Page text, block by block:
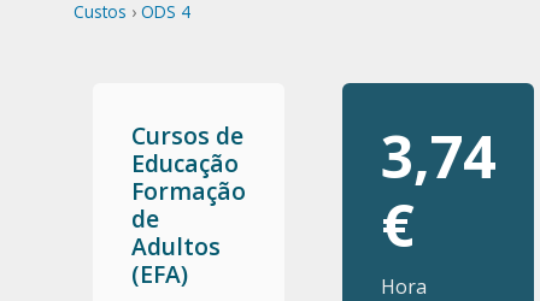
Custos › ODS 4
Cursos de
Educação
Formação
de
Adultos
(EFA)
3,74
€
Hora